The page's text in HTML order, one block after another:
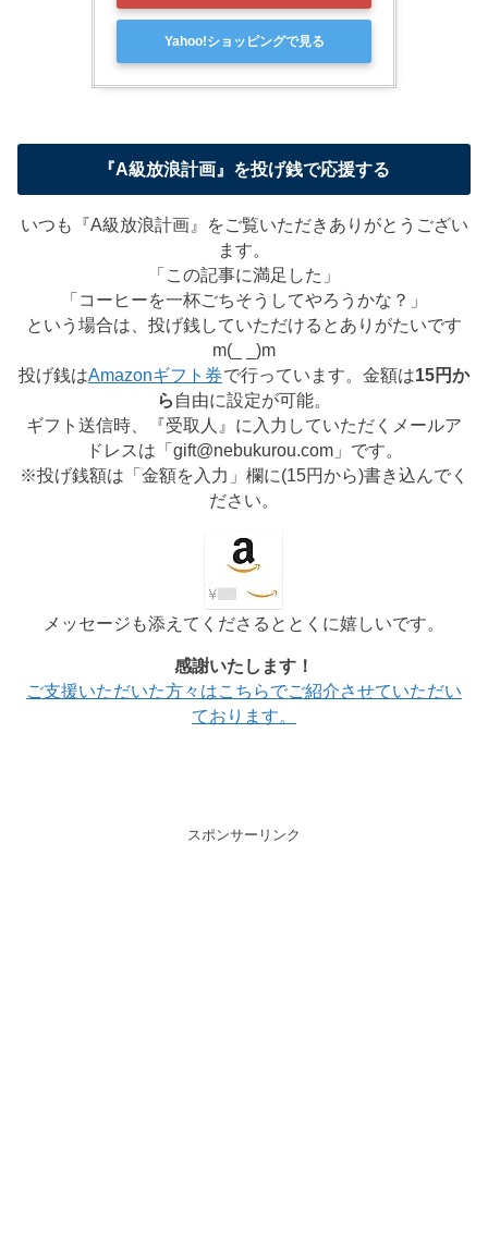
Yahoo!ショッピングで見る
『A級放浪計画』を投げ銭で応援する
いつも『A級放浪計画』をご覧いただきありがとうござい
ます。
「この記事に満足した」
「コーヒーを一杯ごちそうしてやろうかな？」
という場合は、投げ銭していただけるとありがたいです
m(_ _)m
投げ銭はAmazonギフト券で行っています。金額は15円か
ら 自由に設定が可能。
ギフト送信時、『受取人』に入力していただくメールア
ドレスは「gift@nebukurou.com」です。
※投げ銭額は「金額を入力」欄に(15円から)書き込んでく
ださい。
メッセージも添えてくださるととくに嬉しいです。
感謝いたします！
ご支援いただいた方々はこちらでご紹介させていただい
ております。
スポンサーリンク